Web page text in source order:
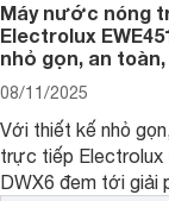
Máy nước nóng
Electrolux
nhỏ gọn, an
08/11/2025
Với thiết kế nhỏ
trực tiếp Electrolux
DWX6 đem tới giải